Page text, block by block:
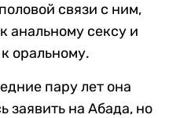
связи с ним,
анальному сексу и
оральному.
пару лет она
заявить на Абада, но